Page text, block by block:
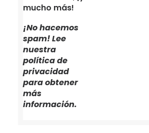
mucho más!
¡No hacemos
spam! Lee
nuestra
política de
privacidad
para obtener
más
información.